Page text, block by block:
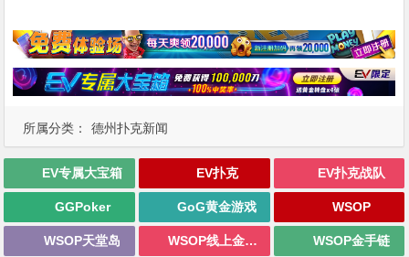
所属分类： 德州扑克新闻
EV专属大宝箱 EV扑克 EV扑克战队
GGPoker GoG黄金游戏 WSOP
WSOP天堂岛 WSOP线上金手链 WSOP金手链